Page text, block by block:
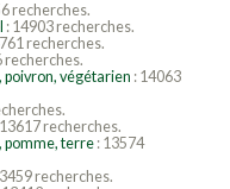
recherches.
: 14903 recherches.
recherches.
recherches.
poivron, végétarien : 14063
recherches.
pomme, terre: 13574
recherches.